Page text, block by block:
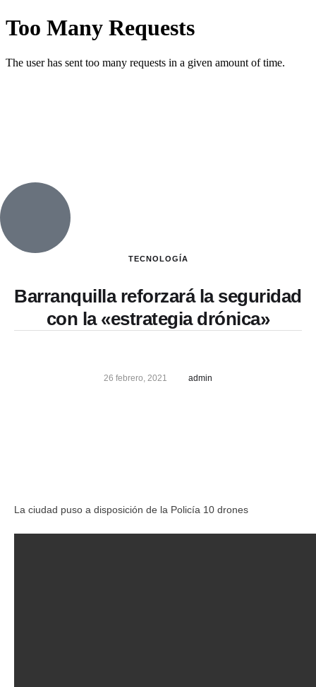
TECNOLOGÍA
Barranquilla reforzará la seguridad
con la «estrategia drónica»
26 febrero, 2021 admin
La ciudad puso a disposición de la Policía 10 drones